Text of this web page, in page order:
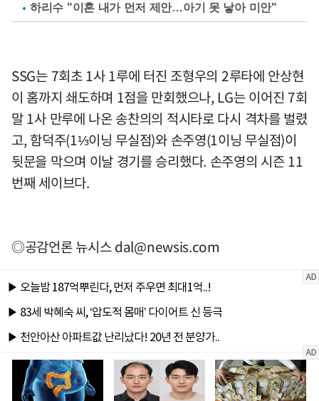
하리수 "이혼 내가 먼저 제안…아기 못 낳아 미안"
SSG는 7회초 1사 1루에 터진 조형우의 2루타에 안상현
이 홈까지 쇄도하며 1점을 만회했으나, LG는 이어진 7회
말 1사 만루에 나온 송찬의의 적시타로 다시 격차를 벌렸
고, 함덕주(1⅓이닝 무실점)와 손주영(1이닝 무실점)이
뒷문을 막으며 이날 경기를 승리했다. 손주영의 시즌 11
번째 세이브다.
◎공감언론 뉴시스dal@newsis.com